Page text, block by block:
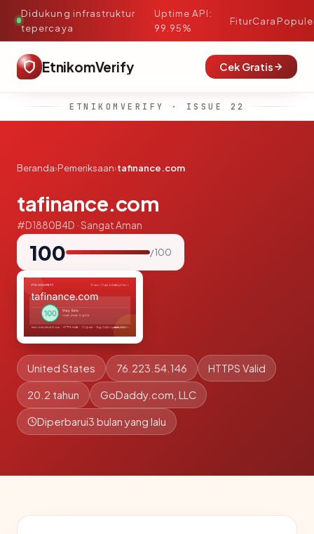
Didukung infrastruktur
tepercaya
·
Uptime API:
99.95%
FiturCara
EtnikomVerify Cek Gratis
ETNIKOMVERIFY · ISSUE 22
Beranda›Pemeriksaan›tafinance.com
tafinance.com
#D1880B4D · Sangat Aman
100 / 100
United States 76.223.54.146 HTTPS Valid
20.2 tahun GoDaddy.com, LLC
Diperbarui3 bulan yang lalu